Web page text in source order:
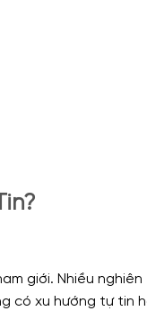
giới. Nhiều nghiên
có xu hướng tự tin